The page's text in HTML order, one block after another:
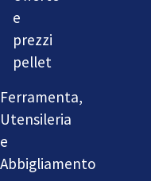
e
prezzi
pellet
Ferramenta,
Utensileria
e
Abbigliamento